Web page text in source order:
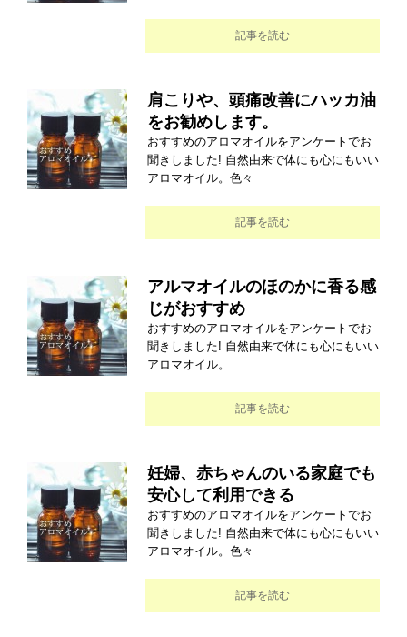
記事を読む
肩こりや、頭痛改善にハッカ油
をお勧めします。
おすすめのアロマオイルをアンケートでお
聞きしました! 自然由来で体にも心にもいい
アロマオイル。色々
記事を読む
アルマオイルのほのかに香る感
じがおすすめ
おすすめのアロマオイルをアンケートでお
聞きしました! 自然由来で体にも心にもいい
アロマオイル。
記事を読む
妊婦、赤ちゃんのいる家庭でも
安心して利用できる
おすすめのアロマオイルをアンケートでお
聞きしました! 自然由来で体にも心にもいい
アロマオイル。色々
記事を読む